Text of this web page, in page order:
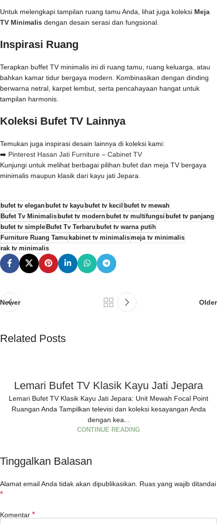
Untuk melengkapi tampilan ruang tamu Anda, lihat juga koleksi Meja
TV Minimalis dengan desain serasi dan fungsional.
Inspirasi Ruang
Terapkan buffet TV minimalis ini di ruang tamu, ruang keluarga, atau
bahkan kamar tidur bergaya modern. Kombinasikan dengan dinding
berwarna netral, karpet lembut, serta pencahayaan hangat untuk
tampilan harmonis.
Koleksi Bufet TV Lainnya
Temukan juga inspirasi desain lainnya di koleksi kami:
➡️ Pinterest Hasan Jati Furniture – Cabinet TV
Kunjungi untuk melihat berbagai pilihan bufet dan meja TV bergaya
minimalis maupun klasik dari kayu jati Jepara.
bufet tv eleganbufet tv kayu bufet tv kecil bufet tv mewah
Bufet Tv Minimalisbufet tv modernbufet tv multifungsi bufet tv panjang
bufet tv simpleBufet Tv Terbaru bufet tv warna putih
Furniture Ruang Tamu kabinet tv minimalismeja tv minimalis
rak tv minimalis
Newer Older
Related Posts
Lemari Bufet TV Klasik Kayu Jati Jepara
Lemari Bufet TV Klasik Kayu Jati Jepara: Unit Mewah Focal Point
Ruangan Anda Tampilkan televisi dan koleksi kesayangan Anda
dengan kea...
CONTINUE READING
Tinggalkan Balasan
Alamat email Anda tidak akan dipublikasikan. Ruas yang wajib ditandai
*
Komentar *